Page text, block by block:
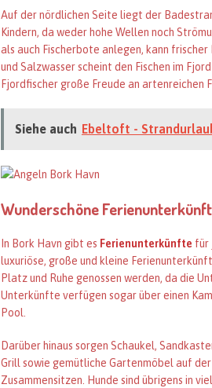
Auf der nördlichen Seite liegt der
Kindern, da weder hohe Wellen noch
als auch Fischerbote anlegen, kann
und Salzwasser scheint den Fischen im
Fjordfischer große Freude an artenreichen
Siehe auch Ebeltoft -
Wunderschöne
In Bork Havn gibt es Ferienunterkünfte für
luxuriöse, große und kleine
Platz und Ruhe genossen werden, da die
Unterkünfte verfügen sogar über einen
Pool.
Darüber hinaus sorgen Schaukel,
Grill sowie gemütliche Gartenmöbel auf
Zusammensitzen. Hunde sind übrigens in